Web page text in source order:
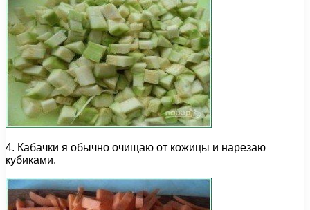
4. Кабачки я обычно очищаю от кожицы и нарезаю
кубиками.